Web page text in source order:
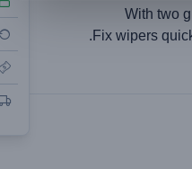
With two
Fix wipers